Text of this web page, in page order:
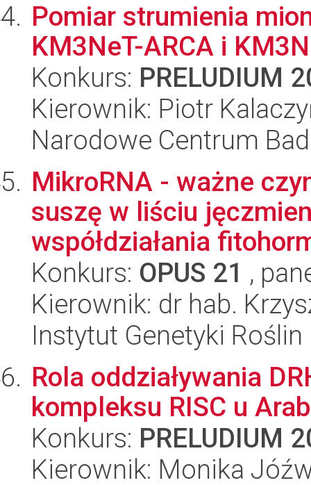
Pomiar strumienia
KM3NeT-ARCA i
Konkurs: PRELUDIUM
Kierownik: Piotr
Narodowe Centrum
MikroRNA - ważne
suszę w liściu
współdziałania
Konkurs: OPUS 21 ,
Kierownik: dr hab.
Instytut Genetyki Roślin
Rola oddziaływania
kompleksu RISC u
Konkurs: PRELUDIUM
Kierownik: Monika